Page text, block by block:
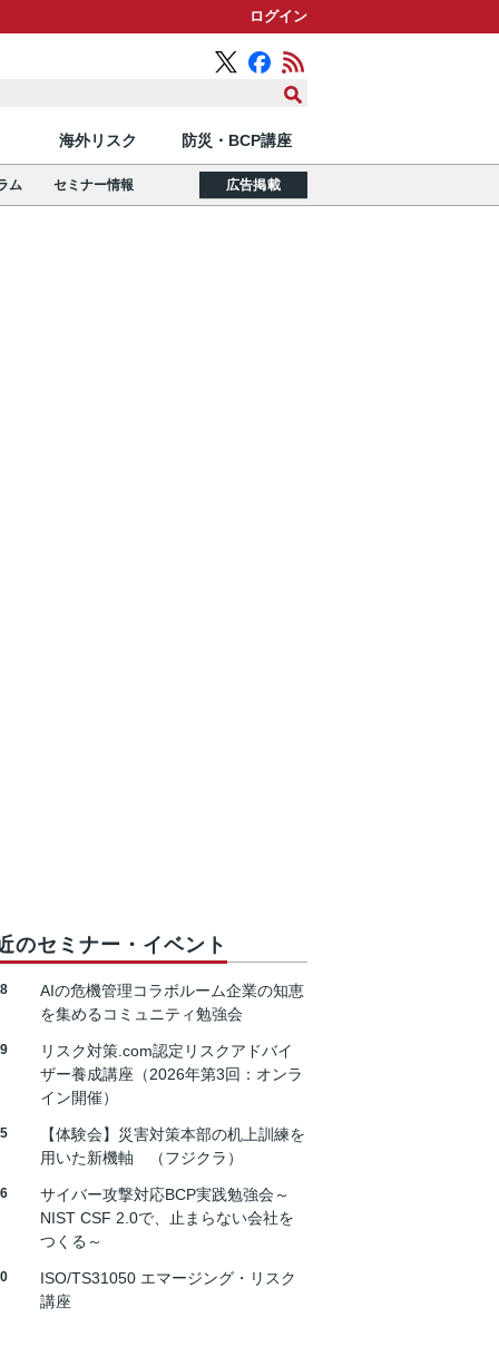
ログイン
海外リスク 防災・BCP講座
ム セミナー情報 広告掲載
のセミナー・イベント
AIの危機管理コラボルーム企業の知恵
を集めるコミュニティ勉強会
リスク対策.com認定リスクアドバイ
ザー養成講座（2026年第3回：オンラ
イン開催）
【体験会】災害対策本部の机上訓練を
用いた新機軸 （フジクラ）
サイバー攻撃対応BCP実践勉強会～
NIST CSF 2.0で、止まらない会社を
つくる～
ISO/TS31050 エマージング・リスク
講座